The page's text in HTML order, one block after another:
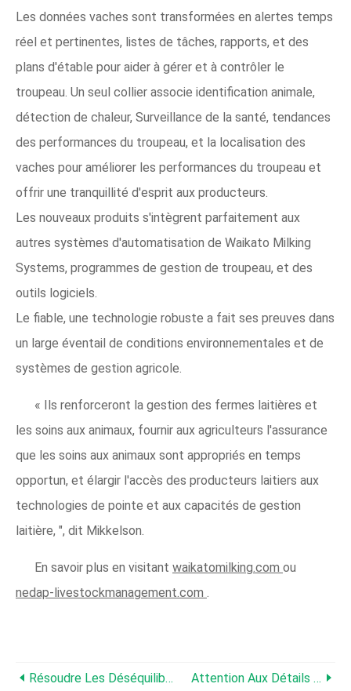
Les données vaches sont transformées en alertes temps
réel et pertinentes, listes de tâches, rapports, et des
plans d'étable pour aider à gérer et à contrôler le
troupeau. Un seul collier associe identification animale,
détection de chaleur, Surveillance de la santé, tendances
des performances du troupeau, et la localisation des
vaches pour améliorer les performances du troupeau et
offrir une tranquillité d'esprit aux producteurs.
Les nouveaux produits s'intègrent parfaitement aux
autres systèmes d'automatisation de Waikato Milking
Systems, programmes de gestion de troupeau, et des
outils logiciels.
Le fiable, une technologie robuste a fait ses preuves dans
un large éventail de conditions environnementales et de
systèmes de gestion agricole.
« Ils renforceront la gestion des fermes laitières et
les soins aux animaux, fournir aux agriculteurs l'assurance
que les soins aux animaux sont appropriés en temps
opportun, et élargir l'accès des producteurs laitiers aux
technologies de pointe et aux capacités de gestion
laitière, ", dit Mikkelson.
En savoir plus en visitant waikatomilking.com ou
nedap-livestockmanagement.com .
Résoudre Les Déséquilibres Sur Le Marché Du Bétail, Disent Les Groupes Agricoles Attention Aux Détails Des Produits Laitiers